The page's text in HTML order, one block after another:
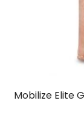
Mobilize Elite